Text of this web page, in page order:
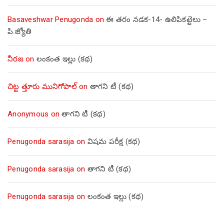
Basaveshwar Penugonda onఈ తరం నడక-14- ఉలిపికట్టెలు –
పి.జ్యోతి
నీరజon లంకంత ఇల్లు (కథ)
చిట్ట త్తూరు మునిగోపాల్on తాగని టీ (కథ)
Anonymous onతాగని టీ (కథ)
Penugonda sarasija on విషమ పరీక్ష (క‌థ‌)
Penugonda sarasija on తాగని టీ (కథ)
Penugonda sarasija on లంకంత ఇల్లు (కథ)